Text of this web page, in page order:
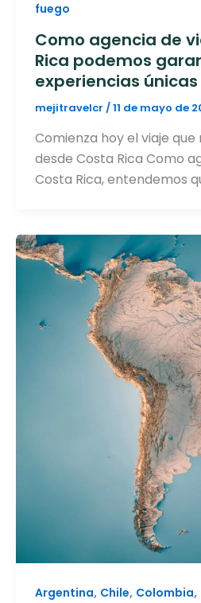
fuego
Como agencia de
Rica podemos
experiencias únicas
mejitravelcr /11 de mayo de
Comienza hoy el viaje
desde Costa Rica Como
Costa Rica, entendemos
Argentina, Chile, Colombia,